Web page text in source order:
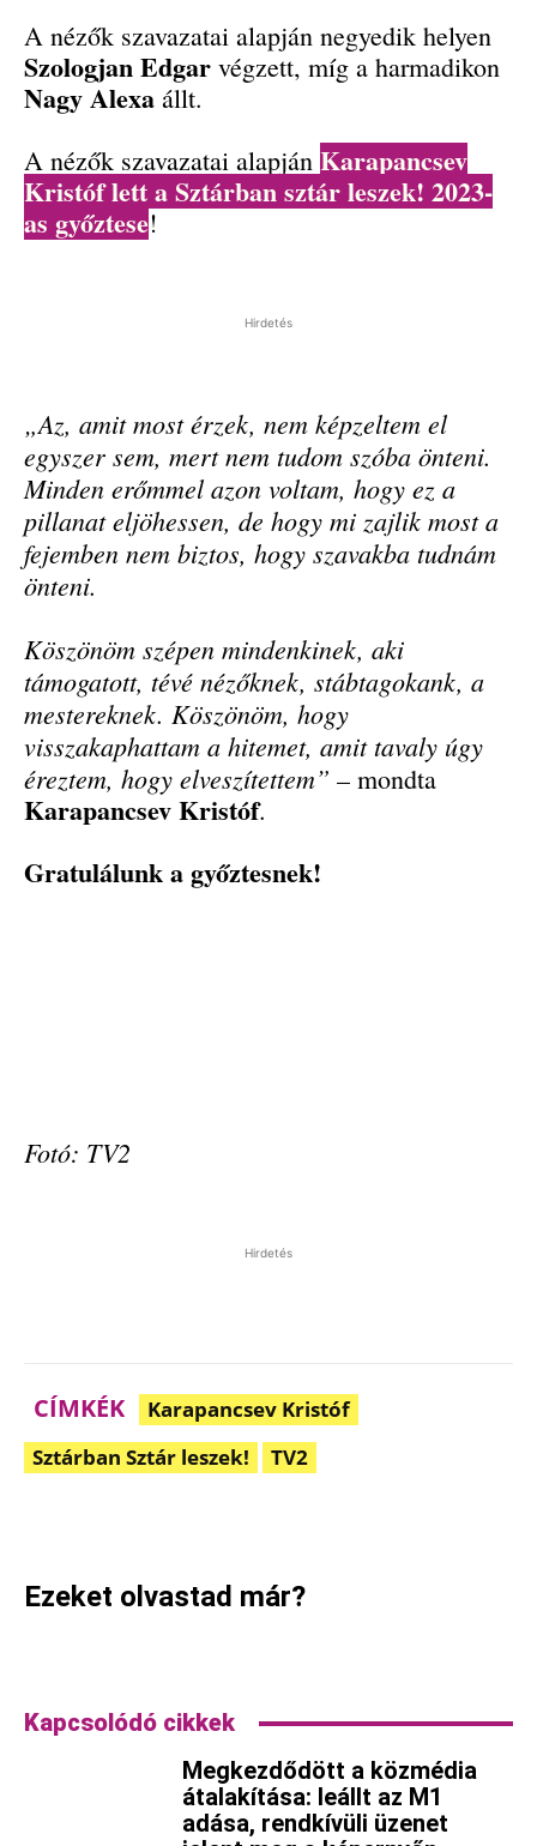
A nézők szavazatai alapján negyedik helyen
Szologjan Edgar végzett, míg a harmadikon
Nagy Alexa állt.
A nézők szavazatai alapján Karapancsev
Kristóf lett a Sztárban sztár leszek! 2023-
as győztese!
Hirdetés
„Az, amit most érzek, nem képzeltem el
egyszer sem, mert nem tudom szóba önteni.
Minden erőmmel azon voltam, hogy ez a
pillanat eljöhessen, de hogy mi zajlik most a
fejemben nem biztos, hogy szavakba tudnám
önteni.
Köszönöm szépen mindenkinek, aki
támogatott, tévé nézőknek, stábtagokank, a
mestereknek. Köszönöm, hogy
visszakaphattam a hitemet, amit tavaly úgy
éreztem, hogy elveszítettem” – mondta
Karapancsev Kristóf.
Gratulálunk a győztesnek!
Fotó: TV2
Hirdetés
CÍMKÉK
Karapancsev Kristóf
Sztárban Sztár leszek!
TV2
Ezeket olvastad már?
Kapcsolódó cikkek
Megkezdődött a közmédia
átalakítása: leállt az M1
adása, rendkívüli üzenet